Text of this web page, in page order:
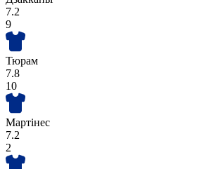
7.2
9
Тюрам
7.8
10
Мартінес
7.2
2